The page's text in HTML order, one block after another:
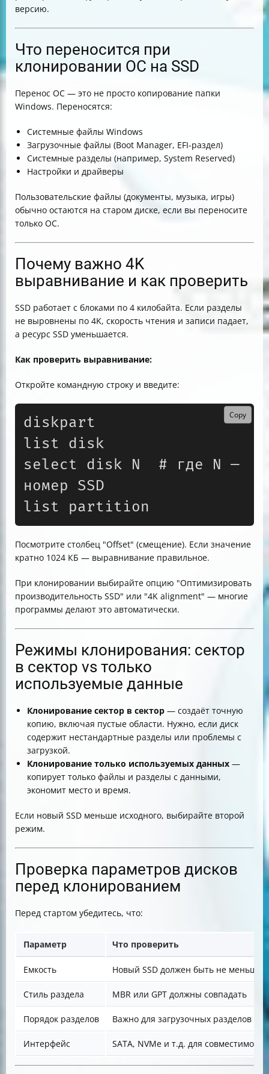
версию.
Что переносится при
клонировании ОС на SSD
Перенос ОС — это не просто копирование папки
Windows. Переносятся:
Системные файлы Windows
Загрузочные файлы (Boot Manager, EFI-раздел)
Системные разделы (например, System Reserved)
Настройки и драйверы
Пользовательские файлы (документы, музыка, игры)
обычно остаются на старом диске, если вы переносите
только ОС.
Почему важно 4K
выравнивание и как проверить
SSD работает с блоками по 4 килобайта. Если разделы
не выровнены по 4K, скорость чтения и записи падает,
а ресурс SSD уменьшается.
Как проверить выравнивание:
Откройте командную строку и введите:
diskpart
list disk
select disk N  # где N —
номер SSD
list partition
Copy
Посмотрите столбец "Offset" (смещение). Если значение
кратно 1024 КБ — выравнивание правильное.
При клонировании выбирайте опцию "Оптимизировать
производительность SSD" или "4K alignment" — многие
программы делают это автоматически.
Режимы клонирования: сектор
в сектор vs только
используемые данные
Клонирование сектор в сектор — создаёт точную
копию, включая пустые области. Нужно, если диск
содержит нестандартные разделы или проблемы с
загрузкой.
Клонирование только используемых данных —
копирует только файлы и разделы с данными,
экономит место и время.
Если новый SSD меньше исходного, выбирайте второй
режим.
Проверка параметров дисков
перед клонированием
Перед стартом убедитесь, что:
Параметр Что проверить
Емкость Новый SSD должен быть не меньше
Стиль раздела MBR или GPT должны совпадать
Порядок разделов Важно для загрузочных разделов
Интерфейс SATA, NVMe и т.д. для совместимости